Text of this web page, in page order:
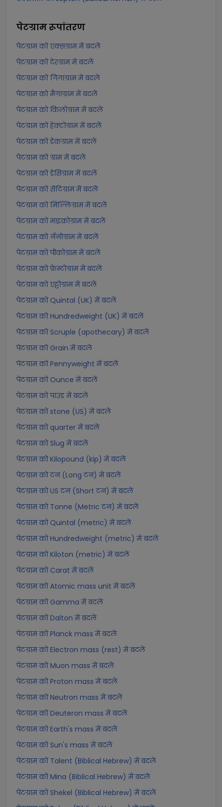
पेटग्रामरूपांतरण
पेटग्राम को एक्सग्राम में बदलें
पेटग्राम को टेरग्राम में बदलें
पेटग्राम को गिगाग्राम में बदलें
पेटग्राम को मैगाग्राम में बदलें
पेटग्राम को किलोग्राम में बदलें
पेटग्राम को हेक्टोग्राम में बदलें
पेटग्राम को डेकग्राम में बदलें
पेटग्राम को ग्राम में बदलें
पेटग्राम को डेसिग्राम में बदलें
पेटग्राम को सेंटिग्राम में बदलें
पेटग्राम को मिल्लिग्राम में बदलें
पेटग्राम को माइक्रोग्राम में बदलें
पेटग्राम को नॅनोग्राम में बदलें
पेटग्राम को पीकोग्राम में बदलें
पेटग्राम को फ़ेम्टोग्राम में बदलें
पेटग्राम को एट्टोग्राम में बदलें
पेटग्राम को Quintal (UK) में बदलें
पेटग्राम को Hundredweight (UK) में बदलें
पेटग्राम को Scruple (apothecary) में बदलें
पेटग्राम को Grain में बदलें
पेटग्राम को Pennyweight में बदलें
पेटग्राम को Ounce में बदलें
पेटग्राम को पाउंड में बदलें
पेटग्राम को stone (US) में बदलें
पेटग्राम को quarter में बदलें
पेटग्राम को Slug में बदलें
पेटग्राम को Kilopound (kip) में बदलें
पेटग्राम को टन (Long टन) में बदलें
पेटग्राम को US टन (Short टन) में बदलें
पेटग्राम को Tonne (Metric टन) में बदलें
पेटग्राम को Quintal (metric) में बदलें
पेटग्राम को Hundredweight (metric) में बदलें
पेटग्राम को Kiloton (metric) में बदलें
पेटग्राम को Carat में बदलें
पेटग्राम को Atomic mass unit में बदलें
पेटग्राम को Gamma में बदलें
पेटग्राम को Dalton में बदलें
पेटग्राम को Planck mass में बदलें
पेटग्राम को Electron mass (rest) में बदलें
पेटग्राम को Muon mass में बदलें
पेटग्राम को Proton mass में बदलें
पेटग्राम को Neutron mass में बदलें
पेटग्राम को Deuteron mass में बदलें
पेटग्राम को Earth's mass में बदलें
पेटग्राम को Sun's mass में बदलें
पेटग्राम को Talent (Biblical Hebrew) में बदलें
पेटग्राम को Mina (Biblical Hebrew) में बदलें
पेटग्राम को Shekel (Biblical Hebrew) में बदलें